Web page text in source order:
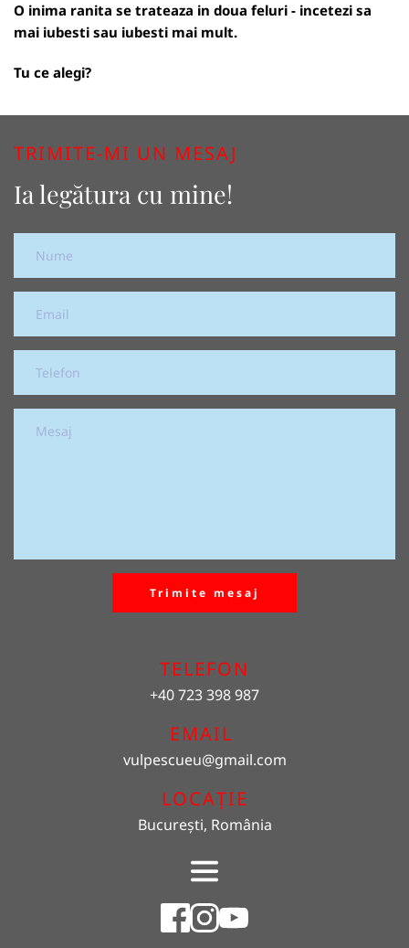
O inima ranita se trateaza in doua feluri - incetezi sa
mai iubesti sau iubesti mai mult.
Tu ce alegi?
TRIMITE-MI UN MESAJ
Ia legătura cu mine!
Trimite mesaj
TELEFON
+40 723 398 987
EMAIL
vulpescueu@gmail.com
LOCAȚIE
București, România